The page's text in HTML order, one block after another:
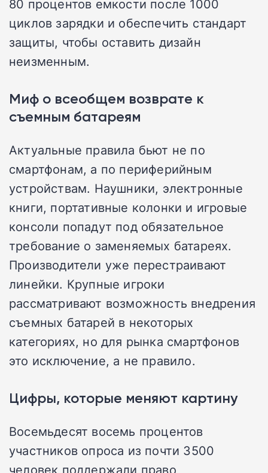
80 процентов емкости после 1000
циклов зарядки и обеспечить стандарт
защиты, чтобы оставить дизайн
неизменным.
Миф о всеобщем возврате к
съемным батареям
Актуальные правила бьют не по
смартфонам, а по периферийным
устройствам. Наушники, электронные
книги, портативные колонки и игровые
консоли попадут под обязательное
требование о заменяемых батареях.
Производители уже перестраивают
линейки. Крупные игроки
рассматривают возможность внедрения
съемных батарей в некоторых
категориях, но для рынка смартфонов
это исключение, а не правило.
Цифры, которые меняют картину
Восемьдесят восемь процентов
участников опроса из почти 3500
человек поддержали право